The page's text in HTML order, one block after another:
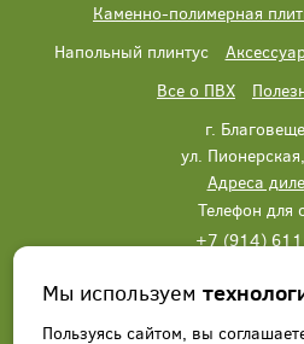
Каменно-полимерная
Напольный плинтус
Все о ПВХ
г.
ул.
Адреса
Телефон для
+7 (914)
Написать нам
Мы используем
Пользуясь сайтом, вы